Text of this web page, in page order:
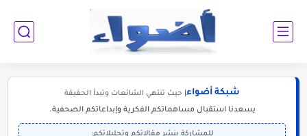
شبكة أضواء | حيث تنتهي الشائعات وتبدأ الحقيقة
يسعدنا استقبال مساهماتكم الفكرية وإبداعاتكم الصحفية.
للمشاركة بنشر مقالاتكم وتحليلاتكم: